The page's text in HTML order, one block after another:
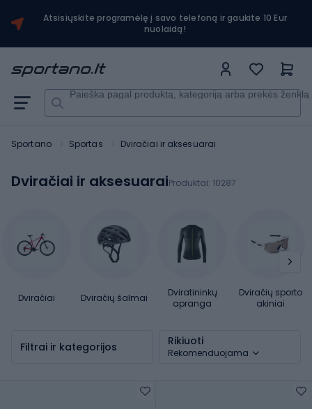
Atsisiųskite programėlę į savo telefoną ir gaukite 10 Eur
nuolaidą!
Paieška pagal produktą, kategoriją arba prekės ženklą
Sportano Sportas Dviračiai ir aksesuarai
Dviračiai ir aksesuaraiProduktai: 10287
Dviračiai Dviračių šalmai
Dviratininkų
apranga
Dviračių sporto
akiniai
Filtrai ir kategorijos Rikiuoti
Rekomenduojama